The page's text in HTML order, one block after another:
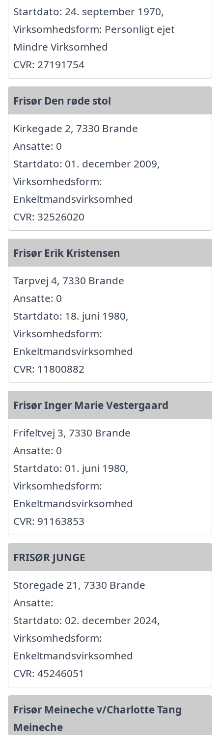
Startdato: 24. september 1970,
Virksomhedsform: Personligt ejet
Mindre Virksomhed
CVR: 27191754
Frisør Den røde stol
Kirkegade 2, 7330 Brande
Ansatte: 0
Startdato: 01. december 2009,
Virksomhedsform:
Enkeltmandsvirksomhed
CVR: 32526020
Frisør Erik Kristensen
Tarpvej 4, 7330 Brande
Ansatte: 0
Startdato: 18. juni 1980,
Virksomhedsform:
Enkeltmandsvirksomhed
CVR: 11800882
Frisør Inger Marie Vestergaard
Frifeltvej 3, 7330 Brande
Ansatte: 0
Startdato: 01. juni 1980,
Virksomhedsform:
Enkeltmandsvirksomhed
CVR: 91163853
FRISØR JUNGE
Storegade 21, 7330 Brande
Ansatte:
Startdato: 02. december 2024,
Virksomhedsform:
Enkeltmandsvirksomhed
CVR: 45246051
Frisør Meineche v/Charlotte Tang
Meineche